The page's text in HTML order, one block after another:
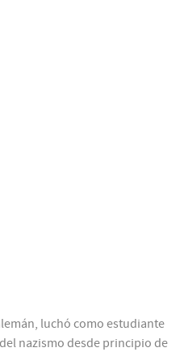
luchó como estudiante
nazismo desde principio de